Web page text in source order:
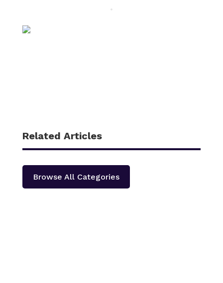
Related Articles
Browse All Categories